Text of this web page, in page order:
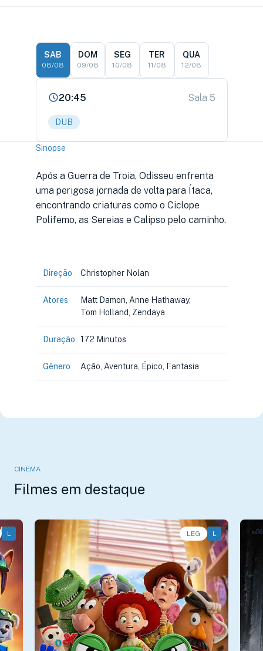
SAB
08/08
DOM
09/08
SEG
10/08
TER
11/08
QUA
12/08
20:45 Sala 5
DUB
Sinopse
Após a Guerra de Troia, Odisseu enfrenta
uma perigosa jornada de volta para Ítaca,
encontrando criaturas como o Ciclope
Polifemo, as Sereias e Calipso pelo caminho.
Direção Christopher Nolan
Atores
Matt Damon, Anne Hathaway,
Tom Holland, Zendaya
Duração 172 Minutos
Gênero Ação, Aventura, Épico, Fantasia
CINEMA
Filmes em destaque
L LEG L
Animação, Aventura, Comédia • • 1h40